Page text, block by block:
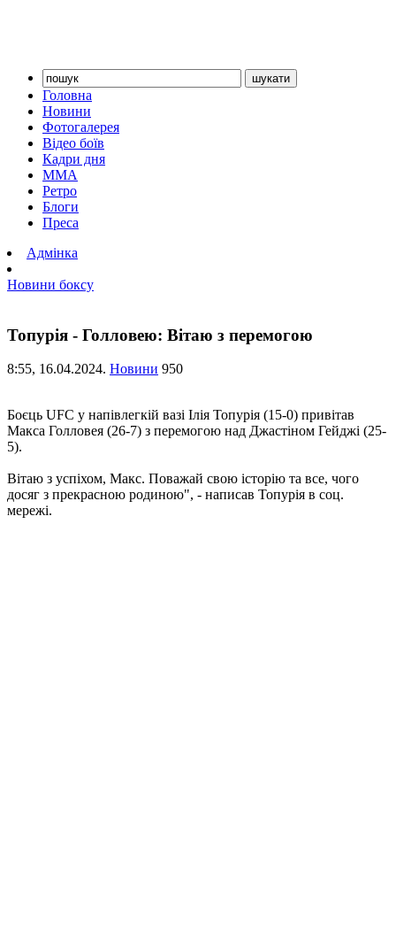
Головна
Новини
Фотогалерея
Відео боїв
Кадри дня
ММА
Ретро
Блоги
Преса
Адмінка
Новини боксу
Топурія - Голловею: Вітаю з перемогою
8:55, 16.04.2024. Новини 950
Боєць UFC у напівлегкій вазі Ілія Топурія (15-0) привітав
Макса Голловея (26-7) з перемогою над Джастіном Гейджі (25-
5).
Вітаю з успіхом, Макс. Поважай свою історію та все, чого
досяг з прекрасною родиною", - написав Топурія в соц.
мережі.